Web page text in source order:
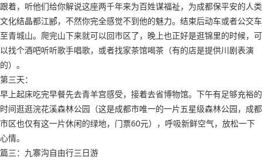
跟着，听他们给你解说这座两千年来为百姓谋福祉，为成都保平安的人类
文化结晶都江郾，不然你完全感觉不到他的魅力。结束后动车或者公交车
至青城山。爬完山下来就可以回市区了，晚上也正好是逛锦里的时候，可
以找个酒吧听听歌手唱歌，或者找家茶馆喝茶（有的店是提供川剧表演
的）。
第三天：
早上起床吃完早餐先去青羊宫感受，接着去省博物馆。下午有足够充裕的
时间逛逛浣花溪森林公园（这是成都市唯一的一片五星级森林公园，成都
市区也仅有这一片休闲的绿地，门票60元），呼吸新鲜空气，放松一下
心情。
篇三：九寨沟自由行三日游